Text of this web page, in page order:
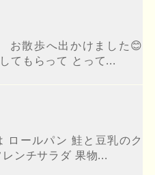
お散歩へ出かけました😊
てもらって とって...
ロールパン 鮭と豆乳のク
ンチサラダ 果物...